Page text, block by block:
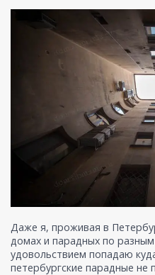
Даже я, проживая в
домах и парадных по
удовольствием попадаю
петербургские парадные не